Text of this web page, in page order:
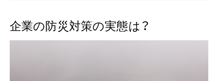
企業の防災対策の実態は？